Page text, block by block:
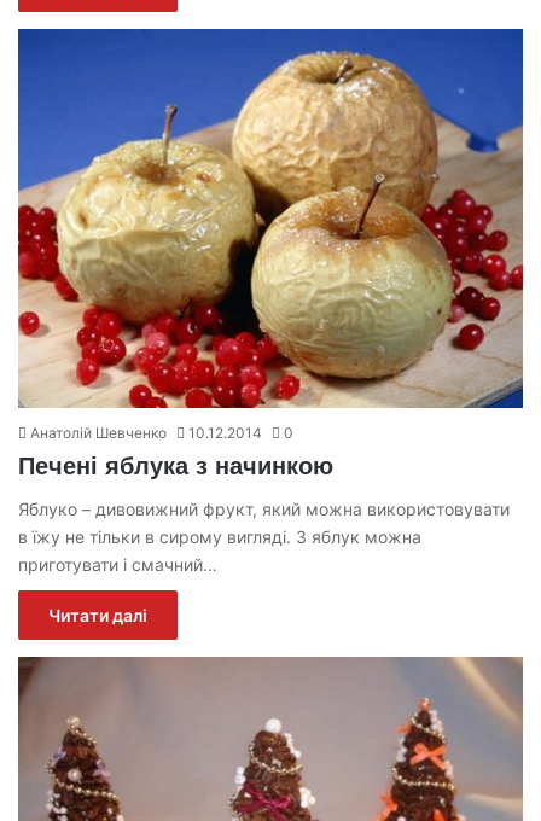
Анатолій Шевченко 10.12.2014 0
Печені яблука з начинкою
Яблуко – дивовижний фрукт, який можна використовувати
в їжу не тільки в сирому вигляді. З яблук можна
приготувати і смачний…
Читати далі